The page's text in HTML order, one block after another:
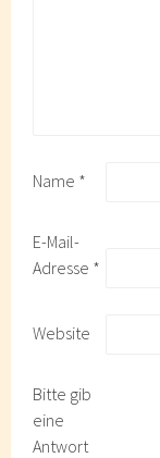
Name *
E-Mail-
Adresse *
Website
Bitte gib
eine
Antwort